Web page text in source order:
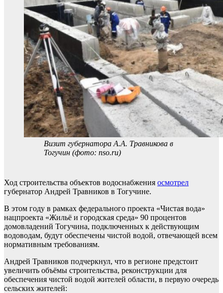
Визит губернатора А.А. Травникова в
Тогучин (фото: nso.ru)
Ход строительства объектов водоснабжения осмотрел
губернатор Андрей Травников в Тогучине.
В этом году в рамках федерального проекта «Чистая вода»
нацпроекта «Жильё и городская среда» 90 процентов
домовладений Тогучина, подключенных к действующим
водоводам, будут обеспечены чистой водой, отвечающей всем
нормативным требованиям.
Андрей Травников подчеркнул, что в регионе предстоит
увеличить объёмы строительства, реконструкции для
обеспечения чистой водой жителей области, в первую очередь
сельских жителей: